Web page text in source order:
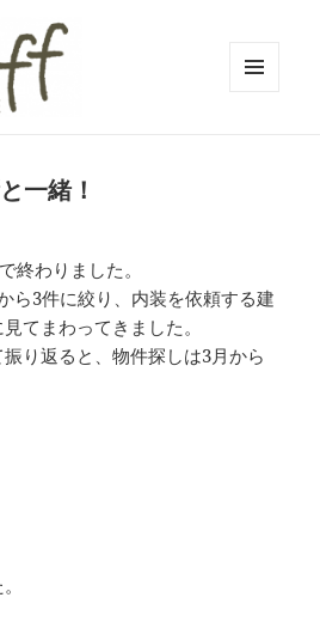
ンオフ | 子どもと一
空間・コワーキン
ェアスペース・レン
時預かり保育 | 子
シュ*カフェのように
ベントも
一緒！
終わりました。
ら3件に絞り、内装を依頼する建
てまわってきました。
り返ると、物件探しは3月から